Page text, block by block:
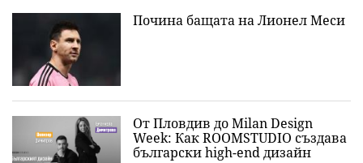
Почина бащата на Лионел Меси
От Пловдив до Milan Design
Week: Как ROOMSTUDIO създава
български high-end дизайн